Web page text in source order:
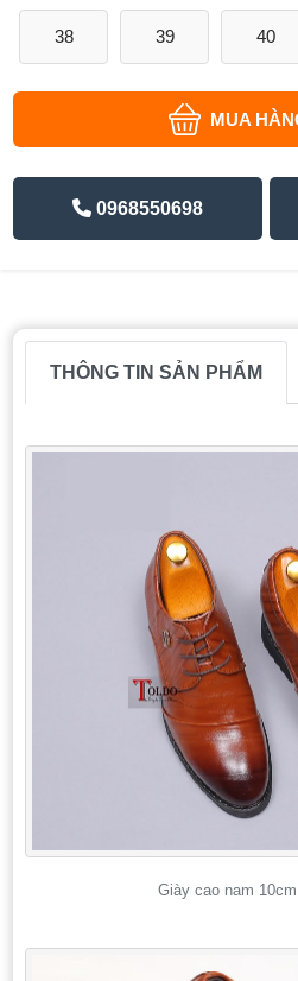
38 39 40
MUA
0968550698
THÔNG TIN SẢN PHẨM
Giày cao nam